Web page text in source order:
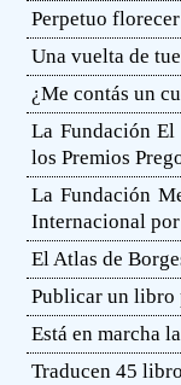
Perpetuo
Una vuelta de
¿Me contás un
La Fundación
los Premios
La Fundación
Internacional
El Atlas de
Publicar un libro
Está en marcha
Traducen 45